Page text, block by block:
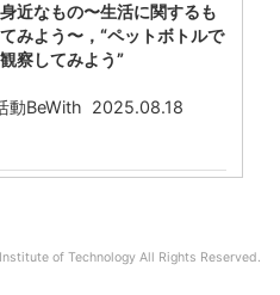
近なもの〜生活に関するも
みよう〜，“ペットボトルで
察してみよう”
動BeWith 2025.08.18
of Technology All Rights Reserved.